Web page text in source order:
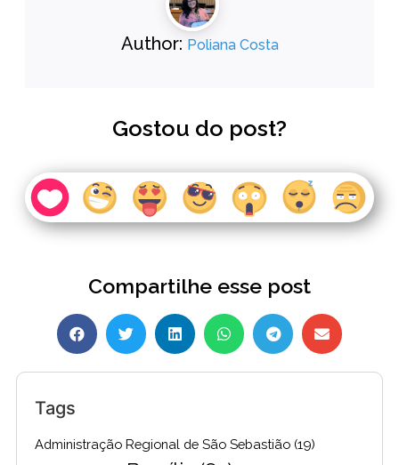
Author: Poliana Costa
Gostou do post?
Compartilhe esse post
Tags
Administração Regional de São Sebastião (19)